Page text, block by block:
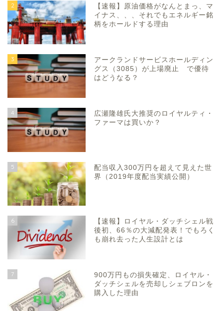
2
【速報】原油価格がなんとまっ、マ
イナス、、、それでもエネルギー銘
柄をホールドする理由
3
アークランドサービスホールディン
グス（3085）が上場廃止 で優待
はどうなる？
4
広瀬隆雄氏大推奨のロイヤルティ・
ファーマは買いか？
5
配当収入300万円を超えて見えた世
界（2019年度配当実績公開）
6
【速報】ロイヤル・ダッチシェル戦
後初、66％の大減配発表！でもろく
も崩れ去った人生設計とは
7
900万円もの損失確定、ロイヤル・
ダッチシェルを売却しシェブロンを
購入した理由